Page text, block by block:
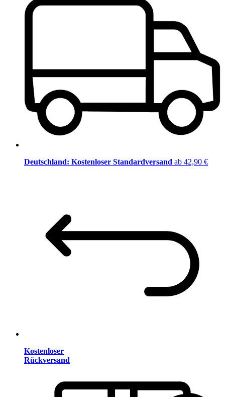
Deutschland: Kostenloser Standardversand ab 42,90 €
Kostenloser
Rückversand